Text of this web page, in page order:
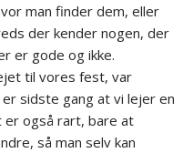
man finder dem, eller
der kender nogen, der
er gode og ikke.
til vores fest, var
sidste gang at vi lejer en
er også rart, bare at
så man selv kan